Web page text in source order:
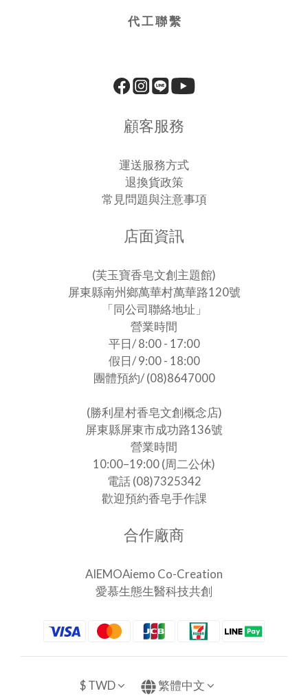
代 工 聯 繫
顧客服務
運送服務方式
退換貨政策
常見問題與注意事項
店面資訊
(芙玉寶香皂文創主題館)
屏東縣南州鄉萬華村萬華路120號
「同公司聯絡地址」
營業時間
平日/ 8:00 - 17:00
假日/ 9:00 - 18:00
團體預約/ (08)8647000
(勝利星村香皂文創概念店)
屏東縣屏東市成功路136號
營業時間
10:00–19:00 (周二公休)
電話 (08)7325342
歡迎預約香皂手作課
合作廠商
AIEMOAiemo Co-Creation
愛慕生態生醫科技共創
$TWD 繁體中文